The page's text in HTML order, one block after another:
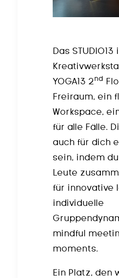
Das
YOGA13 2nd
Freiraum, ein
Workspace,
für alle Fälle.
auch für dich
sein, indem
Leute
für innovative
individuelle
mindful
moments.
Ein Platz, den